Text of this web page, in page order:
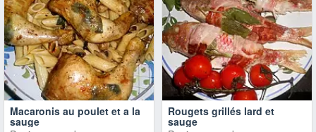
Macaronis au poulet et a la
sauge
Rougets grillés lard et
sauge